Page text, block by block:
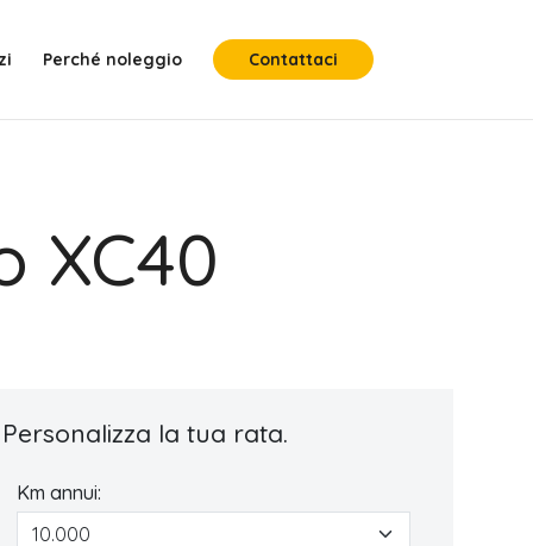
Perché noleggio Contattaci
XC40
Personalizza la tua rata.
Km annui: